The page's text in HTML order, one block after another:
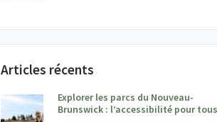
Articles récents
Explorer les parcs du Nouveau-
Brunswick : l’accessibilité pour tous